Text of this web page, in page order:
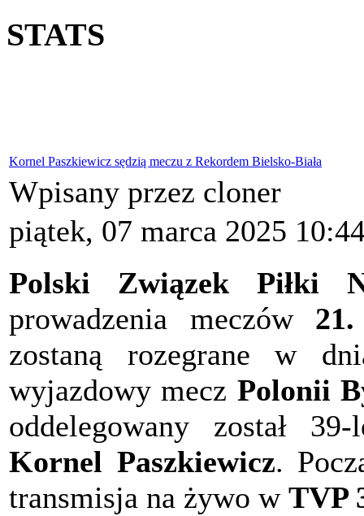
STATS
Kornel Paszkiewicz sędzią meczu z Rekordem Bielsko-Biała
Wpisany przez cloner
piątek, 07 marca 2025
Polski Związek Piłki
prowadzenia meczów
zostaną rozegrane w
wyjazdowy mecz Polonii
oddelegowany został
Kornel Paszkiewicz.
transmisja na żywo w TVP